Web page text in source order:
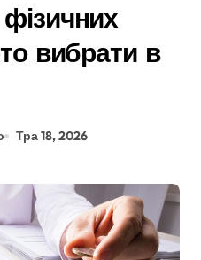
вибрати в
Тра 18, 2026